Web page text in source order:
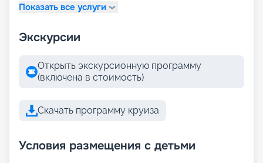
Показать все услуги
Экскурсии
Открыть экскурсионную программу
(включена в стоимость)
Скачать программу круиза
Условия размещения с детьми